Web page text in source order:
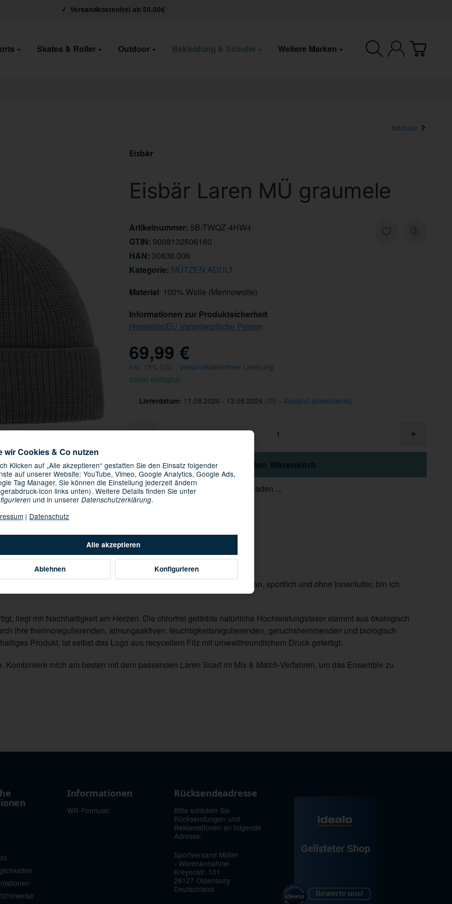
Versandkostenfrei ab 50,00€
Skates & Roller Outdoor Bekleidung & Schuhe Weitere Marken
Nächste
Eisbär
Eisbär Laren MÜ graumele
Artikelnummer: 5B-TWQZ-4HW4
GTIN: 9008132606160
HAN: 30836.006
Kategorie: MÜTZEN ADULT
Material: 100% Wolle (Merinowolle)
Informationen zur Produktsicherheit
Hersteller/EU Verantwortliche Person
69,99 €
inkl. 19% USt. , Versandkostenfreie Lieferung
Sofort verfügbar
Lieferdatum: 11.08.2026 - 13.08.2026 (DE - Ausland abweichend)
Loading...Komponenten werden geladen ...
Regular Fit als einer der Lieblinge im Merino-Sortiment etabliert. Urban, sportlich und ohne Innenfutter, bin ich
liegt mir Nachhaltigkeit am Herzen. Die chlorfrei gefärbte natürliche Hochleistungsfaser stammt aus ökologisch
ihre thermoregulierenden, atmungsaktiven, feuchtigkeitsregulierenden, geruchshemmenden und biologisch
Produkt, ist selbst das Logo aus recyceltem Filz mit umweltfreundlichem Druck gefertigt.
mich am besten mit dem passenden Laren Scarf im Mix & Match-Verfahren, um das Ensemble zu
Informationen
WR-Formular
Rücksendeadresse
Bitte schicken Sie
Rücksendungen und
Reklamationen an folgende
Adresse:
Sportversand Müller
- Warenannahme -
Kreyenstr. 101
26127 Oldenburg
Deutschland
Alle akzeptieren
Ablehnen Konfigurieren
wir Cookies & Co nutzen
Klicken auf „Alle akzeptieren“ gestatten Sie den Einsatz folgender
auf unserer Website: YouTube, Vimeo, Google Analytics, Google Ads,
Tag Manager. Sie können die Einstellung jederzeit ändern
Icon links unten). Weitere Details finden Sie unter
und in unserer Datenschutzerklärung.
| Datenschutz